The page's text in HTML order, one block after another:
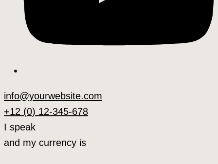
info@yourwebsite.com
+12 (0) 12-345-678
I speak
and my currency is